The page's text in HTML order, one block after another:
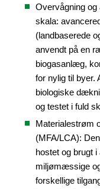
Overvågning
skala:
(landbaserede
anvendt på en
biogasanlæg,
for nylig til byer.
biologiske
og testet i fuld
Materialestrøm
(MFA/LCA):
hostet og brugt
miljømæssige
forskellige